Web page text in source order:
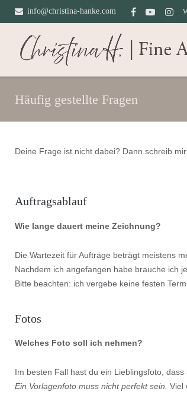
Direkt
info@christina-hanke.com
Häufig gestellte Fragen
Deine Frage ist nicht dabei? Dann schreib
Auftragsablauf
Wie lange dauert meine Zeichnung?
Die Wartezeit für Aufträge beträgt meistens
Nachdem ich angefangen habe brauche ich
Bitte beachten: ich vergebe keine festen
Fotos
Welches Foto soll ich nehmen?
Im besten Fall hast du ein Lieblingsfoto,
Ein Vorlagenfoto muss nicht perfekt sein. Viel